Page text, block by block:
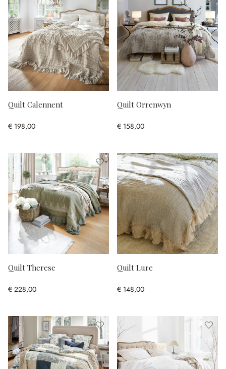
Quilt Calennent
€ 198,00
Quilt Orrenwyn
€ 158,00
Quilt Therese
€ 228,00
Quilt Lure
€ 148,00